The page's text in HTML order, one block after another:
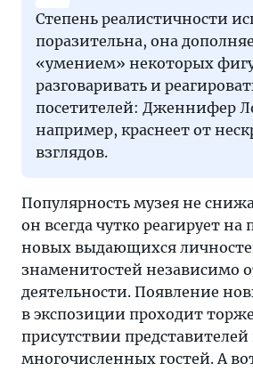
Степень реалистичности
поразительна, она
«умением» некоторых
разговаривать и
посетителей: Дженнифер
например, краснеет от
взглядов.
Популярность музея не
он всегда чутко реагирует на
новых выдающихся
знаменитостей независимо
деятельности. Появление
в экспозиции проходит
присутствии представителей
многочисленных гостей. А